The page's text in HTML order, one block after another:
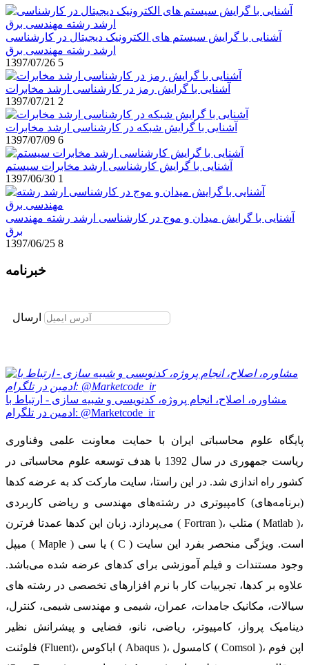
آشنایی با گرایش سیستم های الکترونیک دیجیتال در کارشناسی
ارشد رشته مهندسی برق
1397/07/26 5
آشنایی با گرایش رمز در کارشناسی ارشد مخابرات
1397/07/21 2
آشنایی با گرایش شبکه در کارشناسی ارشد مخابرات
1397/07/09 6
آشنایی با گرایش کارشناسی ارشد مخابرات سیستم
1397/06/30 1
آشنایی با گرایش میدان و موج در کارشناسی ارشد رشته مهندسی
برق
1397/06/25 8
خبرنامه
ارسال
مشاوره، اصلاح، انجام پروژه، کدنویسی و شبیه سازی - ارتباط با
ادمین در تلگرام: @Marketcode_ir
پایگاه علوم محاسباتی ایران با حمایت معاونت علمی وفناوری
ریاست جمهوری در سال 1392 با هدف توسعه علوم محاسباتی در
کشور راه اندازی شد. در این راستا، سایت مارکت کد به عرضه کدها
(برنامه‌های) کامپیوتری در رشته‌های مهندسی و ریاضی کاربردی
می‌پردازد. زبان این کدها عمدتا فرترن ( Fortran )، متلب ( Matlab )،
میپل ( Maple ) یا سی ( C ) است. ویژگی منحصر بفرد این سایت
وجود مستندات و فیلم آموزشی برای کدهای عرضه شده می‌باشد.
علاوه بر کدها، تجربیات کار با نرم افزارهای تخصصی در رشته های
سیالات، مکانیک جامدات، عمران، شیمی و مهندسی شیمی، کنترل،
دینامیک پرواز، کامپیوتر، ریاضی، نانو، فضایی و پیشرانش نظیر
فلوئنت (Fluent)، اباکوس ( Abaqus )، کامسول ( Comsol )، اپن فوم